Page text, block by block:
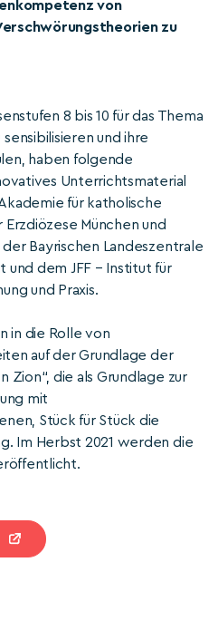
von
zu
8 bis 10 für das Thema
und ihre
haben folgende
Unterrichtsmaterial
für katholische
München und
Bayrischen Landeszentrale
und dem JFF – Institut für
und Praxis.
in die Rolle von
auf der Grundlage der
Zion“, die als Grundlage zur
mit
Stück für Stück die
Im Herbst 2021 werden die